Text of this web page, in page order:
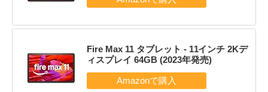
Fire Max 11 タブレット - 11インチ 2Kデ
ィスプレイ 64GB (2023年発売)